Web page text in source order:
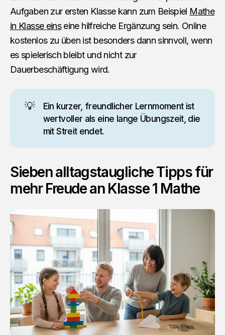
Aufgaben zur ersten Klasse kann zum Beispiel Mathe
in Klasse einseine hilfreiche Ergänzung sein. Online
kostenlos zu üben ist besonders dann sinnvoll, wenn
es spielerisch bleibt und nicht zur
Dauerbeschäftigung wird.
💡
Ein kurzer, freundlicher Lernmoment ist
wertvoller als eine lange Übungszeit, die
mit Streit endet.
Sieben alltagstaugliche Tipps für
mehr Freude an Klasse 1 Mathe